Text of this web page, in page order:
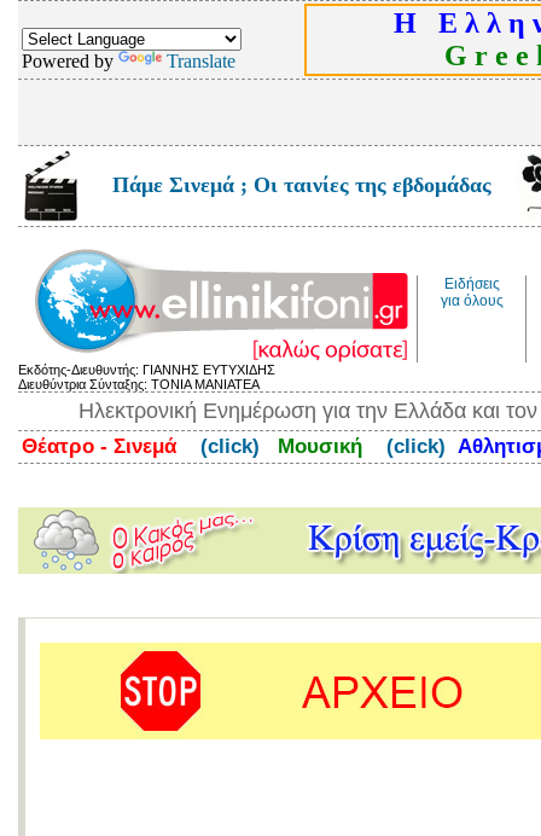
Powered by Translate
Η Ε λ λ η
G r e e
Πάμε Σινεμά ; Οι ταινίες της εβδομάδας
Ειδήσεις
για όλους
Εκδότης-Διευθυντής: ΓΙΑΝΝΗΣ ΕΥΤΥΧΙΔΗΣ
Διευθύντρια Σύνταξης: ΤΟΝΙΑ ΜΑΝΙΑΤΕΑ
Ηλεκτρονική Ενημέρωση για την Ελλάδα και
Θέατρο - Σινεμά (click) Μουσική (click)